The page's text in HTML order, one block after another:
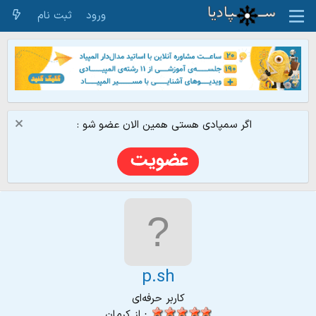
ورود ثبت نام
اگر سمپادی هستی همین الان عضو شو :
p.sh
کاربر حرفه‌ای